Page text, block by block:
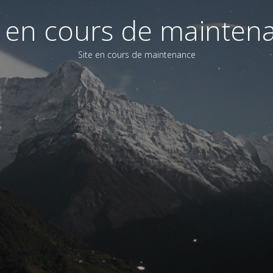
cours de
Site en cours de maintenance